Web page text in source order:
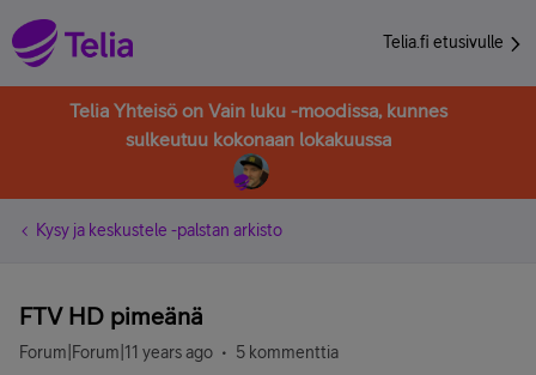
Telia.fi etusivulle
Telia Yhteisö on Vain luku -moodissa, kunnes
sulkeutuu kokonaan lokakuussa
Kysy ja keskustele -palstan arkisto
FTV HD pimeänä
Forum|Forum|11 years ago 5 kommenttia